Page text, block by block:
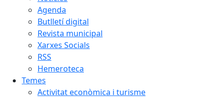
Agenda
Butlletí digital
Revista municipal
Xarxes Socials
RSS
Hemeroteca
Temes
Activitat econòmica i turisme